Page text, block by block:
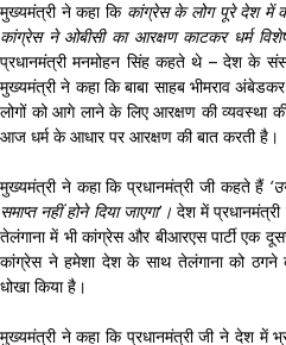
मुख्यमंत्री ने कहा कि कांग्रेस के लोग पूरे देश में
कांग्रेस ने ओबीसी का आरक्षण काटकर धर्म
प्रधानमंत्री मनमोहन सिंह कहते थे – देश के
मुख्यमंत्री ने कहा कि बाबा साहब भीमराव
लोगों को आगे लाने के लिए आरक्षण की व्यवस्था
आज धर्म के आधार पर आरक्षण की बात करती है।
मुख्यमंत्री ने कहा कि प्रधानमंत्री जी कहते हैं
समाप्त नहीं होने दिया जाएगा’। देश में
तेलंगाना में भी कांग्रेस और बीआरएस पार्टी एक
कांग्रेस ने हमेशा देश के साथ तेलंगाना को
धोखा किया है।
मुख्यमंत्री ने कहा कि प्रधानमंत्री जी ने देश में